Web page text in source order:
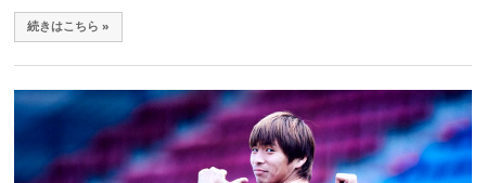
続きはこちら »